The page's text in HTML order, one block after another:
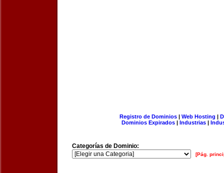
Registro de Dominios| Web Hosting |
Dominios Expirados | Industrias |
Categorías de Dominio:
[Pág.